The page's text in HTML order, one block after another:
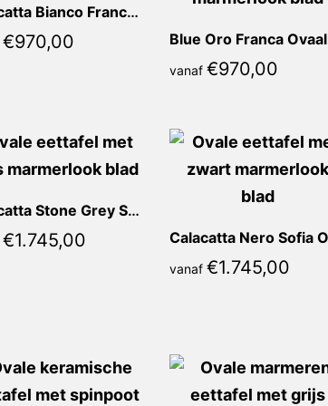
Calacatta Bianco Franca Ovaal
€970,00 Blue Oro Franca Ovaal
vanaf €970,00
Calacatta Stone Grey Sofia Ovaal
€1.745,00
vanaf €1.745,00